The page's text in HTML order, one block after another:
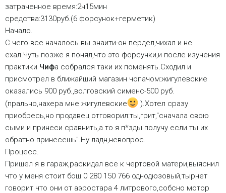
затраченное время:2ч15мин
средства:3130руб.(6 форсунок+герметик)
Начало.
С чего все началось вы знаити-он пердел,чихал и не
ехал.Чуть позже я понял,что это форсунки,и после изучения
практики Чифа собрался таки их поменять.Сходил и
присмотрел в ближайший магазин чопачом:жигулевские
оказались 900 руб.,волговский сименс-500 руб.
(прально,нахера мне жигулевские
).Хотел сразу
приобресь,но продавец отговорил:ты,грит,"сначала свою
сыми и принеси сравнить,а то я п*зды получу если ты их
обратно принесешь".Ну ладн,невопрос.
Процесс.
Пришел я в гараж,раскидал все к чертовой матери,выяснил
что у меня стоит бош 0 280 150 766 однодюзовый,тырнет
говорит что они от аэростара 4 литрового,собсно мотор